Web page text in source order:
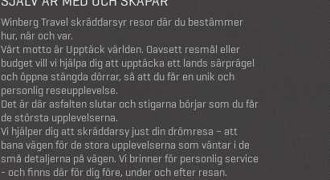
Winberg Travel skräddarsyr resor där du bestämmer
hur, när och var.
Vårt motto är Upptäck världen. Oavsett resmål eller
budget vill vi hjälpa dig att upptäcka ett lands särprägel
och öppna stängda dörrar, så att du får en unik och
personlig reseupplevelse.
Det är där asfalten slutar och stigarna börjar som du får
de största upplevelserna.
Vi hjälper dig att skräddarsy just din drömresa – att
bana vägen för de stora upplevelserna som väntar i de
små detaljerna på vägen. Vi brinner för personlig service
- och finns där för dig före, under och efter resan.